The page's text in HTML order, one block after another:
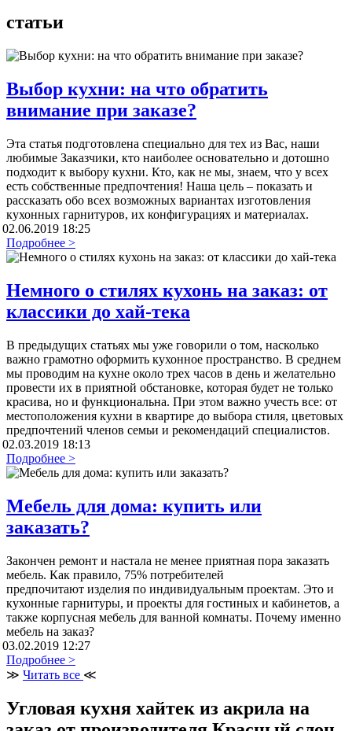
статьи
Выбор кухни: на что обратить
внимание при заказе?
Эта статья подготовлена специально для тех из Вас, наши
любимые Заказчики, кто наиболее основательно и дотошно
подходит к выбору кухни. Кто, как не мы, знаем, что у всех
есть собственные предпочтения! Наша цель – показать и
рассказать обо всех возможных вариантах изготовления
кухонных гарнитуров, их конфигурациях и материалах.
02.06.2019 18:25
Подробнее >
Немного о стилях кухонь на заказ: от
классики до хай-тека
В предыдущих статьях мы уже говорили о том, насколько
важно грамотно оформить кухонное пространство. В среднем
мы проводим на кухне около трех часов в день и желательно
провести их в приятной обстановке, которая будет не только
красива, но и функциональна. При этом важно учесть все: от
местоположения кухни в квартире до выбора стиля, цветовых
предпочтений членов семьи и рекомендаций специалистов.
02.03.2019 18:13
Подробнее >
Мебель для дома: купить или
заказать?
Закончен ремонт и настала не менее приятная пора заказать
мебель. Как правило, 75% потребителей
предпочитают изделия по индивидуальным проектам. Это и
кухонные гарнитуры, и проекты для гостиных и кабинетов, а
также корпусная мебель для ванной комнаты. Почему именно
мебель на заказ?
03.02.2019 12:27
Подробнее >
≫ Читать все ≪
Угловая кухня хайтек из акрила на